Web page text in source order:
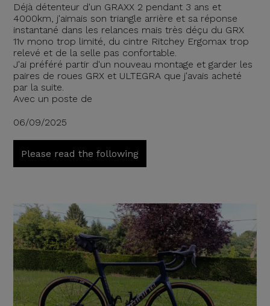
Déjà détenteur d'un GRAXX 2 pendant 3 ans et
4000km, j'aimais son triangle arrière et sa réponse
instantané dans les relances mais très déçu du GRX
11v mono trop limité, du cintre Ritchey Ergomax trop
relevé et de la selle pas confortable.
J'ai préféré partir d'un nouveau montage et garder les
paires de roues GRX et ULTEGRA que j'avais acheté
par la suite.
Avec un poste de
06/09/2025
Please read the following